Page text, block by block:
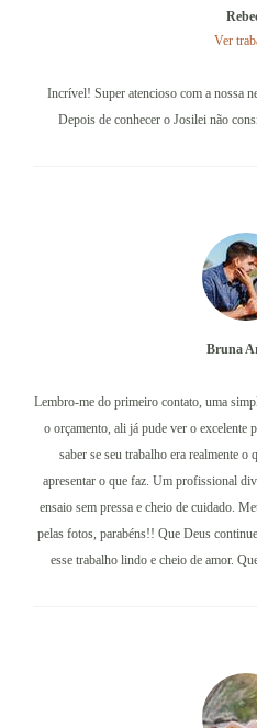
Incrível! Super atencioso com a nossa
Depois de conhecer o Josilei não
Ver
Lembro-me do primeiro contato, uma
o orçamento, ali já pude ver o excelente
saber se seu trabalho era realmente o
apresentar o que faz. Um profissional
ensaio sem pressa e cheio de cuidado.
pelas fotos, parabéns!! Que Deus
esse trabalho lindo e cheio de amor.
Bruna